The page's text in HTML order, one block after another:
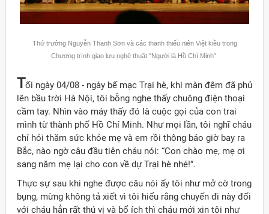
Thứ trưởng Nguyễn Thanh Sơn và các thanh thiếu niên Việt kiều trong
Chương trình giao lưu nghệ thuật "Người là Hồ Chí Minh"
Tối ngày 04/08 - ngày bế mạc Trại hè, khi màn đêm đã phủ
lên bầu trời Hà Nội, tôi bỗng nghe thấy chuông điện thoại
cầm tay. Nhìn vào máy thấy đó là cuộc gọi của con trai
mình từ thành phố Hồ Chí Minh. Như mọi lần, tôi nghĩ cháu
chỉ hỏi thăm sức khỏe mẹ và em rồi thông báo giờ bay ra
Bắc, nào ngờ câu đầu tiên cháu nói: “Con chào mẹ, mẹ ơi
sang năm mẹ lại cho con về dự Trại hè nhé!”.
Thực sự sau khi nghe được câu nói ấy tôi như mở cờ trong
bụng, mừng không tả xiết vì tôi hiểu rằng chuyến đi này đối
với cháu hẳn rất thú vị và bổ ích thì cháu mới xin tôi như